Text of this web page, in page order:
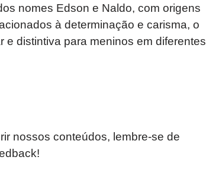
nomes Edson e Naldo, com origens
à determinação e carisma, o
distintiva para meninos em diferentes
nossos conteúdos, lembre-se de